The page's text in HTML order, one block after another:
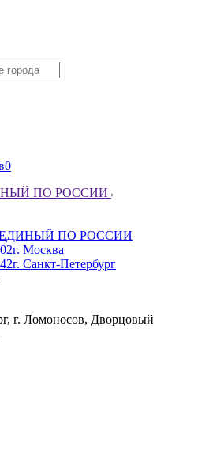
0
ПО РОССИИ
ПО РОССИИ
г. Москва
г. Санкт-Петербург
г. Ломоносов, Дворцовый